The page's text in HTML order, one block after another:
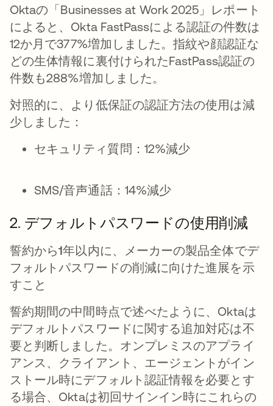
Oktaの「Businesses at Work 2025」レポート
によると、Okta FastPassによる認証の件数は
12か月で377%増加しました。指紋や顔認証な
どの生体情報に裏付けられたFastPass認証の
件数も288%増加しました。
対照的に、より低保証の認証方法の使用は減
少しました：
セキュリティ質問：12%減少
SMS/音声通話：14%減少
2. デフォルトパスワードの使用削減
誓約から1年以内に、メーカーの製品全体でデ
フォルトパスワードの削減に向けた進展を示
すこと
誓約期間の中間時点で述べたように、Oktaは
デフォルトパスワードに関する追加対応は不
要と判断しました。オンプレミスのアプライ
アンス、クライアント、エージェントがイン
ストール時にデフォルト認証情報を必要とす
る場合、Oktaは初回サインイン時にこれらの